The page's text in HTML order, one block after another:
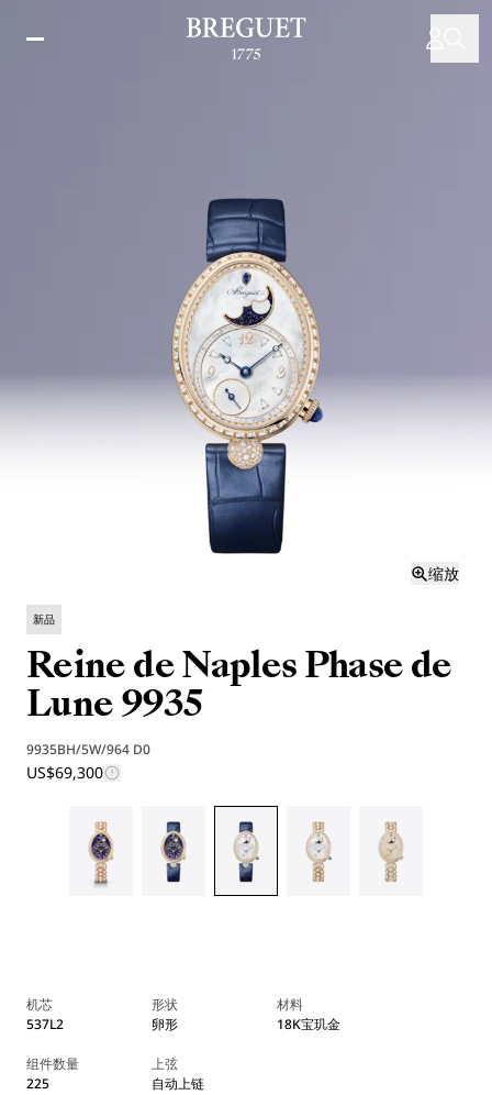
缩放
新品
Reine de Naples Phase de
Lune 9935
9935BH/5W/964 D0
US$69,300
机芯
537L2
形状
卵形
材料
18K宝玑金
组件数量
225
上弦
自动上链